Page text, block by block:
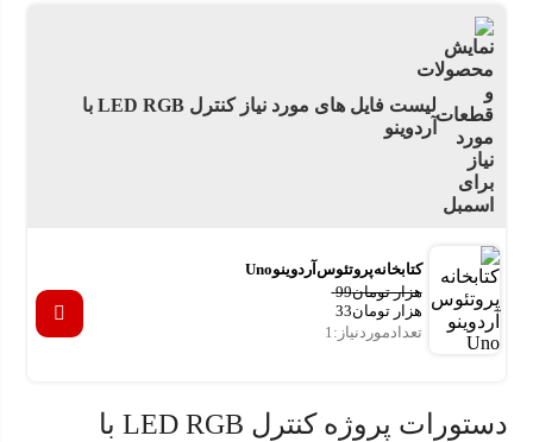
لیست فایل های مورد نیاز کنترل LED RGB با
آردوینو
کتابخانه پروتئوس آردوینو Uno
33هزار تومان
99هزار تومان
تعداد موردنیاز : 1
دستورات پروژه کنترل LED RGB با